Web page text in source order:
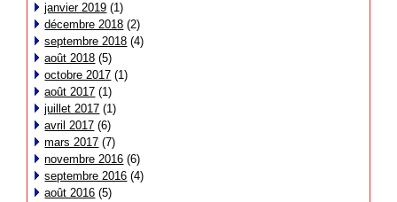
janvier 2019 (1)
décembre 2018 (2)
septembre 2018 (4)
août 2018 (5)
octobre 2017 (1)
août 2017 (1)
juillet 2017 (1)
avril 2017 (6)
mars 2017 (7)
novembre 2016 (6)
septembre 2016 (4)
août 2016 (5)